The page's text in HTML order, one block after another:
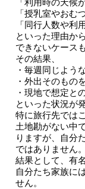
「利用時の天候
「授乳室やおむ
「同行人数や利
といった理由か
できないケース
その結果、
・毎週同じよう
・外出そのもの
・現地で想定と
といった状況が
特に旅行先では
土地勘がない中
りますが、自分
ではありません。
結果として、有
自分たち家族に
せん。